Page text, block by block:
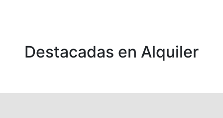
Destacadas en Alquiler